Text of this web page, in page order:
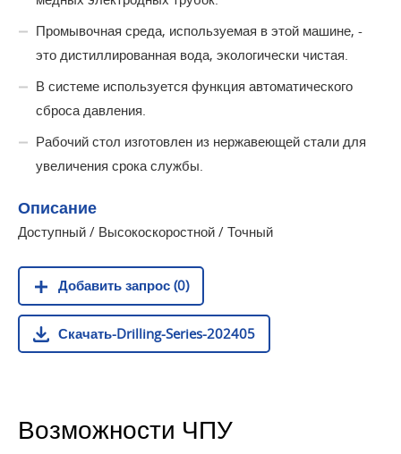
Промывочная среда, используемая в этой машине, -
это дистиллированная вода, экологически чистая.
В системе используется функция автоматического
сброса давления.
Рабочий стол изготовлен из нержавеющей стали для
увеличения срока службы.
Описание
Доступный / Высокоскоростной / Точный
Добавить запрос (0)
Скачать-Drilling-Series-202405
Возможности ЧПУ